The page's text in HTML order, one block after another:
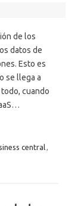
de los
datos de
Esto es
se llega a
cuando
central,